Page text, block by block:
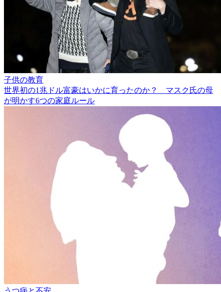
子供の教育
世界初の1兆ドル富豪はいかに育ったのか？ マスク氏の母
が明かす6つの家庭ルール